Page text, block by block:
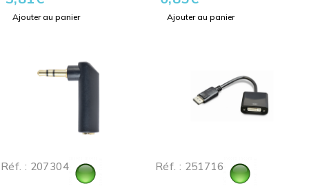
Ajouter au panier Ajouter au panier
Réf. : 207304 Réf. : 251716